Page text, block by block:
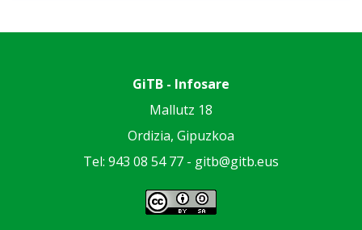
GiTB - Infosare
Mallutz 18
Ordizia, Gipuzkoa
Tel: 943 08 54 77 - gitb@gitb.eus